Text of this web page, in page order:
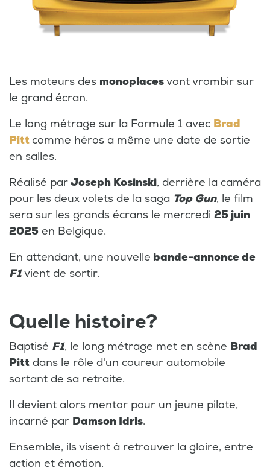
Les moteurs des monoplacesvont vrombir sur
le grand écran.
Le long métrage sur la Formule 1 avec Brad
Pittcomme héros a même une date de sortie
en salles.
Réalisé parJoseph Kosinski, derrière la caméra
pour les deux volets de la saga Top Gun, le film
sera sur les grands écrans le mercredi 25 juin
2025 en Belgique.
En attendant, une nouvelle bande-annonce de
F1vient de sortir.
Quelle histoire?
Baptisé F1, le long métrage met en scène Brad
Pitt dans le rôle d'un coureur automobile
sortant de sa retraite.
Il devient alors mentor pour un jeune pilote,
incarné par Damson Idris.
Ensemble, ils visent à retrouver la gloire, entre
action et émotion.